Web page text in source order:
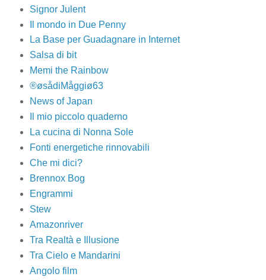
Signor Julent
Il mondo in Due Penny
La Base per Guadagnare in Internet
Salsa di bit
Memi the Rainbow
®øsådiMåggiø63
News of Japan
Il mio piccolo quaderno
La cucina di Nonna Sole
Fonti energetiche rinnovabili
Che mi dici?
Brennox Bog
Engrammi
Stew
Amazonriver
Tra Realtà e Illusione
Tra Cielo e Mandarini
Angolo film